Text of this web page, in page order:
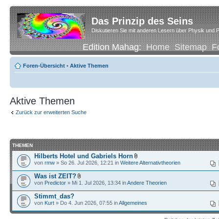
Das Prinzip des Seins
Diskutieren Sie mit anderen Lesern über Physik und
Edition Mahag:Home Sitemap
Foren-Übersicht • Aktive Themen
Aktive Themen
Zurück zur erweiterten Suche
THEMEN
Hilberts Hotel und Gabriels Horn
von rmw » So 26. Jul 2026, 12:21 in Weitere Alternativtheorien
Was ist ZEIT?
von Predictor » Mi 1. Jul 2026, 13:34 inAndere Theorien
Stimmt_das?
von Kurt » Do 4. Jun 2026, 07:55 inAllgemeines